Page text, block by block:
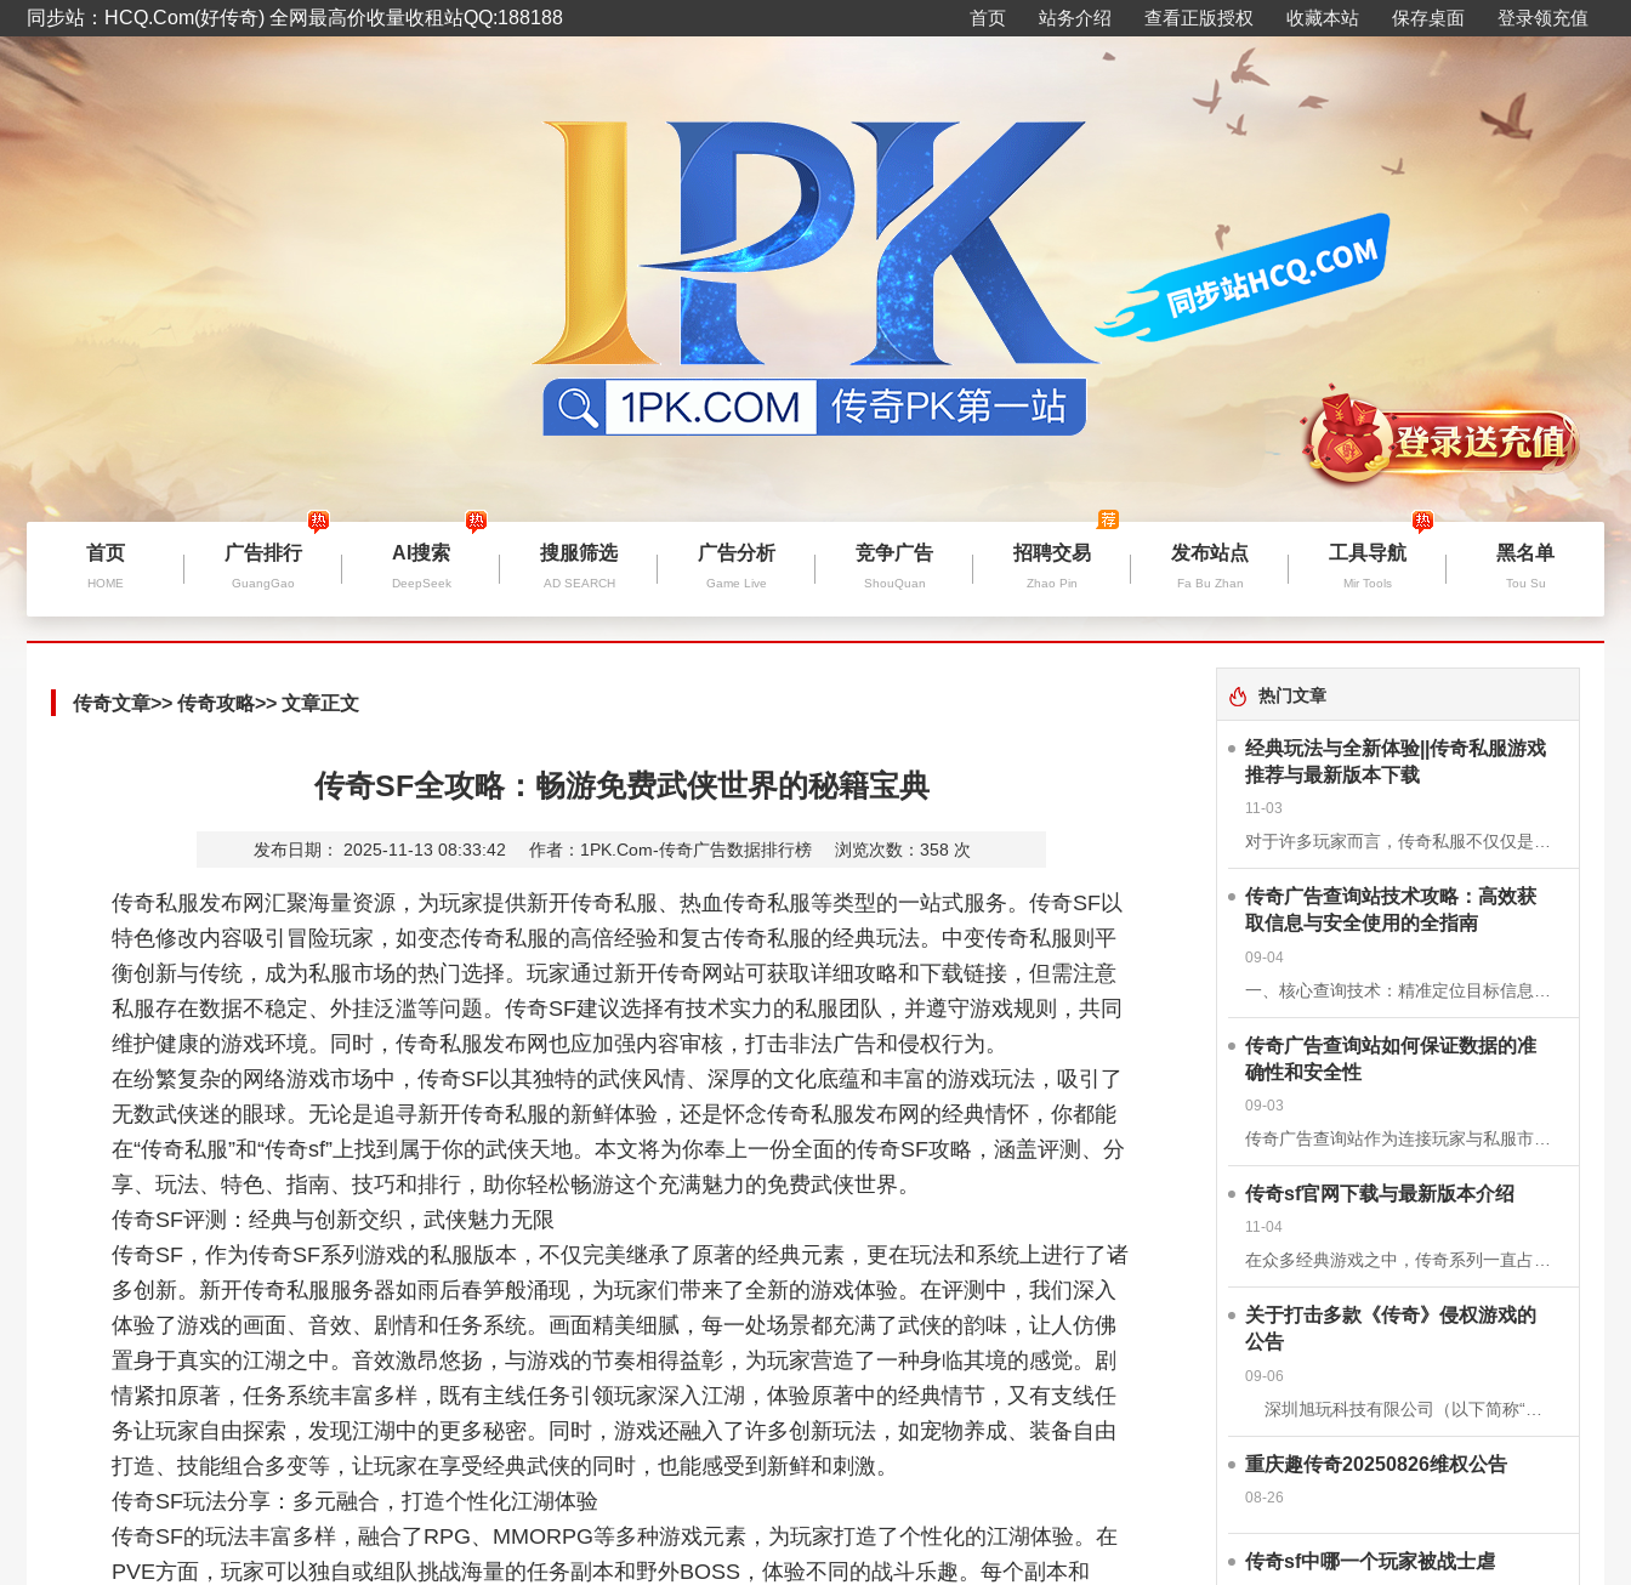
同步站：HCQ.Com(好传奇) 全网最高价收量收租站QQ:188188 首页 站务介绍 查看正版授权 收藏本站 保存桌面 登录领充值
首页
HOME
广告排行
GuangGao
AI搜索
DeepSeek
搜服筛选
AD SEARCH
广告分析
Game Live
竞争广告
ShouQuan
招聘交易
Zhao Pin
发布站点
Fa Bu Zhan
工具导航
Mir Tools
黑名单
Tou Su
传奇文章>> 传奇攻略>> 文章正文
传奇SF全攻略：畅游免费武侠世界的秘籍宝典
发布日期： 2025-11-13 08:33:42 作者：1PK.Com-传奇广告数据排行榜 浏览次数： 358 次
传奇私服发布网汇聚海量资源，为玩家提供新开传奇私服、热血传奇私服等类型的一站式服务。传奇SF以
特色修改内容吸引冒险玩家，如变态传奇私服的高倍经验和复古传奇私服的经典玩法。中变传奇私服则平
衡创新与传统，成为私服市场的热门选择。玩家通过新开传奇网站可获取详细攻略和下载链接，但需注意
私服存在数据不稳定、外挂泛滥等问题。传奇SF建议选择有技术实力的私服团队，并遵守游戏规则，共同
维护健康的游戏环境。同时，传奇私服发布网也应加强内容审核，打击非法广告和侵权行为。
在纷繁复杂的网络游戏市场中，传奇SF以其独特的武侠风情、深厚的文化底蕴和丰富的游戏玩法，吸引了
无数武侠迷的眼球。无论是追寻新开传奇私服的新鲜体验，还是怀念传奇私服发布网的经典情怀，你都能
在“传奇私服”和“传奇sf”上找到属于你的武侠天地。本文将为你奉上一份全面的传奇SF攻略，涵盖评测、分
享、玩法、特色、指南、技巧和排行，助你轻松畅游这个充满魅力的免费武侠世界。
传奇SF评测：经典与创新交织，武侠魅力无限
传奇SF，作为传奇SF系列游戏的私服版本，不仅完美继承了原著的经典元素，更在玩法和系统上进行了诸
多创新。新开传奇私服服务器如雨后春笋般涌现，为玩家们带来了全新的游戏体验。在评测中，我们深入
体验了游戏的画面、音效、剧情和任务系统。画面精美细腻，每一处场景都充满了武侠的韵味，让人仿佛
置身于真实的江湖之中。音效激昂悠扬，与游戏的节奏相得益彰，为玩家营造了一种身临其境的感觉。剧
情紧扣原著，任务系统丰富多样，既有主线任务引领玩家深入江湖，体验原著中的经典情节，又有支线任
务让玩家自由探索，发现江湖中的更多秘密。同时，游戏还融入了许多创新玩法，如宠物养成、装备自由
打造、技能组合多变等，让玩家在享受经典武侠的同时，也能感受到新鲜和刺激。
传奇SF玩法分享：多元融合，打造个性化江湖体验
传奇SF的玩法丰富多样，融合了RPG、MMORPG等多种游戏元素，为玩家打造了个性化的江湖体验。在
PVE方面，玩家可以独自或组队挑战海量的任务副本和野外BOSS，体验不同的战斗乐趣。每个副本和
热门文章
经典玩法与全新体验||传奇私服游戏
推荐与最新版本下载
11-03
对于许多玩家而言，传奇私服不仅仅是一款游戏，更是一段青春的回忆。它继承了经典《传奇》的核心玩法，保留了战士、法师、道士三大职业的经典设定，同时在画面、操作和系统上进行了优化升级，让老玩家找回曾经的激情
传奇广告查询站技术攻略：高效获
取信息与安全使用的全指南
09-04
传奇广告查询站如何保证数据的准
确性和安全性
09-03
传奇sf官网下载与最新版本介绍
11-04
在众多经典游戏之中，传奇系列一直占据着不可替代的地位。无论是当年在网吧里与朋友并肩作战的热血时刻，还是如今在手机或电脑上重温那段激情岁月，传奇sf都以其独特的魅力吸引着无数玩家。而随着技术的发展和玩家
关于打击多款《传奇》侵权游戏的
公告
09-06
重庆趣传奇20250826维权公告
08-26
传奇sf中哪一个玩家被战士虐